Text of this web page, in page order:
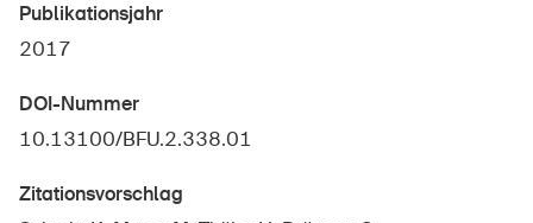
Publikationsjahr
2017
DOI-Nummer
10.13100/BFU.2.338.01
Zitationsvorschlag